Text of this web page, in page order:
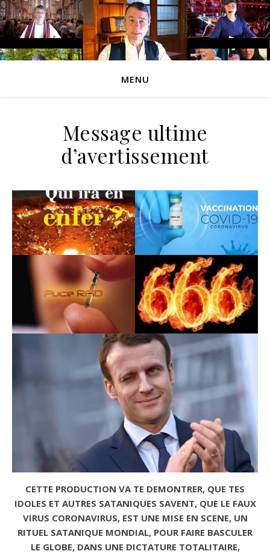
MENU
Message ultime
d’avertissement
CETTE PRODUCTION VA TE DEMONTRER, QUE TES
IDOLES ET AUTRES SATANIQUES SAVENT, QUE LE FAUX
VIRUS CORONAVIRUS, EST UNE MISE EN SCENE, UN
RITUEL SATANIQUE MONDIAL, POUR FAIRE BASCULER
LE GLOBE, DANS UNE DICTATURE TOTALITAIRE,